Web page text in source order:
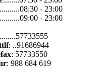
- 23:00
- 23:00
: ..91686944
: 57733550
: 988 684 619